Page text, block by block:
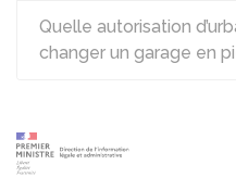
Quelle autorisation
changer un garage en